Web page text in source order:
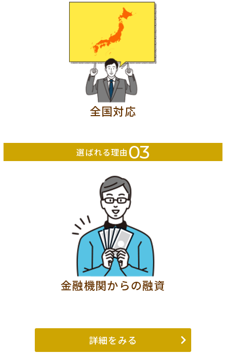
全国対応
選ばれる理由 03
金融機関からの融資
詳細をみる